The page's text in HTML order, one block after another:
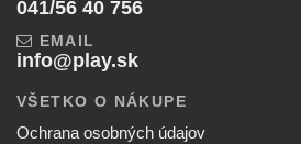
041/56 40 756
EMAIL
info@play.sk
VŠETKO O NÁKUPE
Ochrana osobných údajov